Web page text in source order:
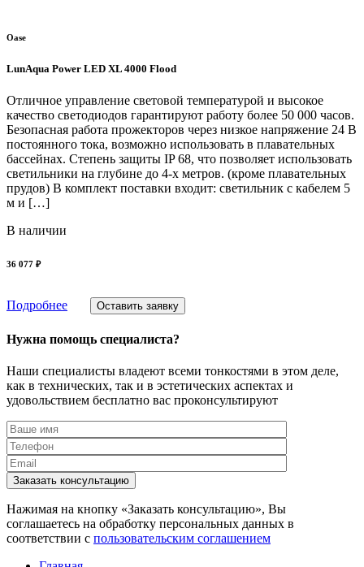
Oase
LunAqua Power LED XL 4000 Flood
Отличное управление световой температурой и высокое
качество светодиодов гарантируют работу более 50 000 часов.
Безопасная работа прожекторов через низкое напряжение 24 В
постоянного тока, возможно использовать в плавательных
бассейнах. Степень защиты IP 68, что позволяет использовать
светильники на глубине до 4-х метров. (кроме плавательных
прудов) В комплект поставки входит: светильник с кабелем 5
м и […]
В наличии
36 077 ₽
Подробнее Оставить заявку
Нужна помощь специалиста?
Наши специалисты владеют всеми тонкостями в этом деле,
как в технических, так и в эстетических аспектах и
удовольствием бесплатно вас проконсультируют
Заказать консультацию
Нажимая на кнопку «Заказать консультацию», Вы
соглашаетесь на обработку персональных данных в
соответствии с пользовательским соглашением